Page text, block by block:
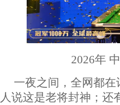
2026年
一夜之间，全网都
人说这是老将封神；